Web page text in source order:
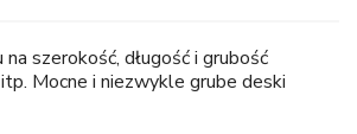
szerokość, długość i grubość
Mocne i niezwykle grube deski